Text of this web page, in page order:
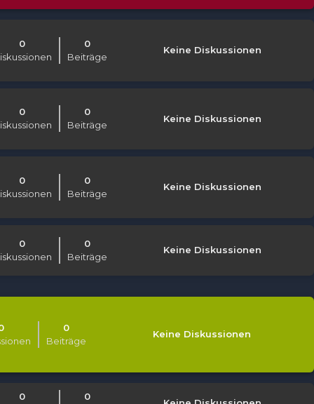
0
0
Beiträge
Keine Diskussionen
0
0
Beiträge
Keine Diskussionen
0
0
Beiträge
Keine Diskussionen
0
0
Beiträge
Keine Diskussionen
0
Beiträge
Keine Diskussionen
0
0